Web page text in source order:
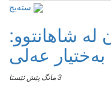
شاهانتوو:
عەلی
3 مانگ پێش ئێستا